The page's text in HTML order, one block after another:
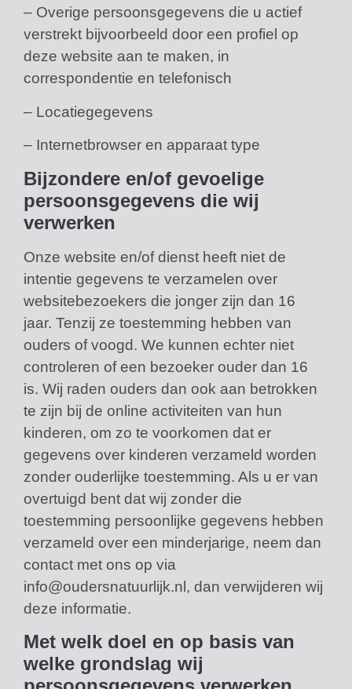
– Overige persoonsgegevens die u actief
verstrekt bijvoorbeeld door een profiel op
deze website aan te maken, in
correspondentie en telefonisch
– Locatiegegevens
– Internetbrowser en apparaat type
Bijzondere en/of gevoelige
persoonsgegevens die wij
verwerken
Onze website en/of dienst heeft niet de
intentie gegevens te verzamelen over
websitebezoekers die jonger zijn dan 16
jaar. Tenzij ze toestemming hebben van
ouders of voogd. We kunnen echter niet
controleren of een bezoeker ouder dan 16
is. Wij raden ouders dan ook aan betrokken
te zijn bij de online activiteiten van hun
kinderen, om zo te voorkomen dat er
gegevens over kinderen verzameld worden
zonder ouderlijke toestemming. Als u er van
overtuigd bent dat wij zonder die
toestemming persoonlijke gegevens hebben
verzameld over een minderjarige, neem dan
contact met ons op via
info@oudersnatuurlijk.nl, dan verwijderen wij
deze informatie.
Met welk doel en op basis van
welke grondslag wij